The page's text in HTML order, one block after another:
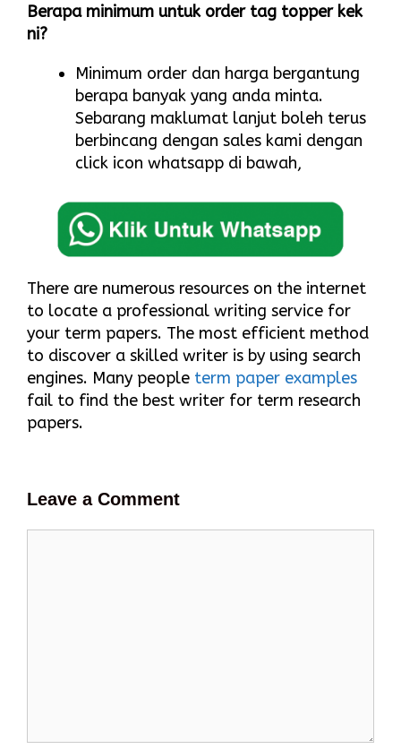
Berapa minimum untuk order tag topper kek
ni?
Minimum order dan harga bergantung
berapa banyak yang anda minta.
Sebarang maklumat lanjut boleh terus
berbincang dengan sales kami dengan
click icon whatsapp di bawah,
There are numerous resources on the internet
to locate a professional writing service for
your term papers. The most efficient method
to discover a skilled writer is by using search
engines. Many people term paper examples
fail to find the best writer for term research
papers.
Leave a Comment